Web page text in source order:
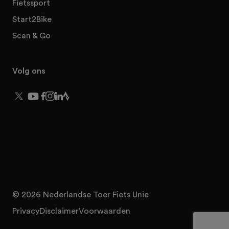
Fietssport
Start2Bike
Scan & Go
Volg ons
© 2026 Nederlandse Toer Fiets Unie
PrivacyDisclaimerVoorwaarden